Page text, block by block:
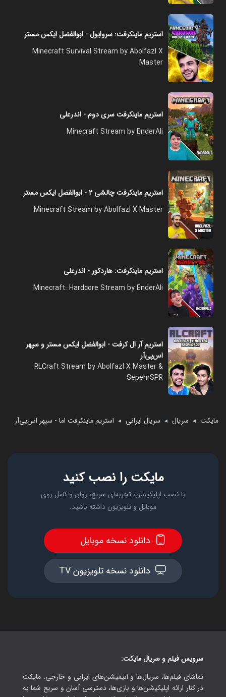
استریم ماینکرفت: سروایول - ابوالفضل ایکس مستر
Minecraft Survival Stream by Abolfazl X
Master
استریم ماینکرفت سری دوم - اندرعلی
Minecraft Stream by EnderAli
استریم ماینکرفت چالشی ۲ - ابوالفضل ایکس مستر
Minecraft Stream by Abolfazl X Master
استریم ماینکرفت: هاردکور - اندرعلی
Minecraft: Hardcore Stream by EnderAli
استریم آر ال کرفت - ابوالفضل ایکس مستر و سپهر
اس‌پی‌آر
RLCraft Stream by Abolfazl X Master &
SepehrSPR
مایکت ◄ سریال ◄ سریال ایرانی ◄ استریم ماینکرفت اما - سپهر اس‌پی‌آر
مایکت را نصب کنید
با نصب اپلیکیشن، تجربه‌ای سریع، روان و کامل روی
موبایل و تلویزیون داشته باشید.
دانلود نسخه موبایل
دانلود نسخه تلویزیون TV
سرویس فیلم و سریال مایکت:
تماشای فیلم‌ها، سریال‌ها و انیمیشن‌های ایرانی و خارجی. مایکت
در کنار ارائه اپلیکیشن‌ها و بازی‌ها، دسترسی آسان و سریع شما به